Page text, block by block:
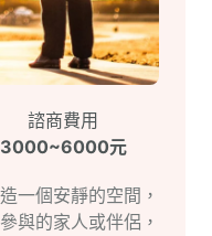
諮商費用
3000~6000元
一個安靜的空間，
與的家人或伴侶，